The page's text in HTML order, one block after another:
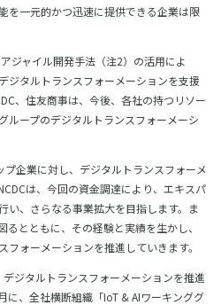
を一元的かつ迅速に提供できる企業は限
ジャイル開発手法（注2）の活用によ
ジタルトランスフォーメーションを支援
、住友商事は、今後、各社の持つリソー
ループのデジタルトランスフォーメーシ
企業に対し、デジタルトランスフォーメ
は、今回の資金調達により、エキスパ
い、さらなる事業拡大を目指します。ま
とともに、その経験と実績を生かし、
ォーメーションを推進していきます。
ジタルトランスフォーメーションを推進
に、全社横断組織「IoT & AIワーキンググ